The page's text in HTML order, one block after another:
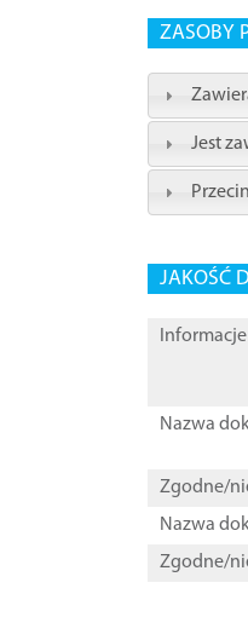
ZASOBY
Jest
JAKOŚĆ
Nazwa
Zgodne/
Nazwa
Zgodne/